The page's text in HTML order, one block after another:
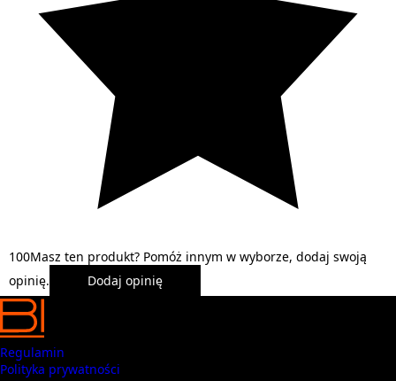
100Masz ten produkt? Pomóż innym w wyborze, dodaj swoją
opinię.
Dodaj opinię
Regulamin
Polityka prywatności